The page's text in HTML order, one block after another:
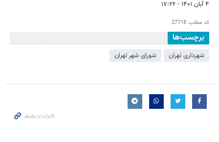
۴ آبان ۱۴۰۱ - ۱۷:۲۶
کد مطلب: 27718
برچسب‌ها
شهرداری تهران شورای شهر تهران